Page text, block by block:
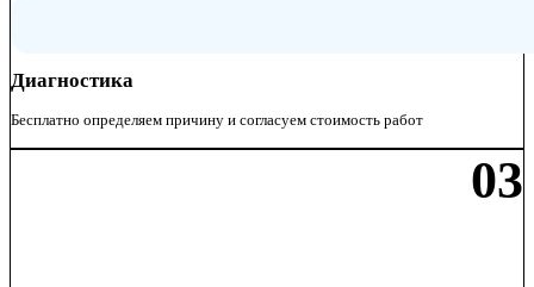
Диагностика
Бесплатно определяем причину и согласуем стоимость работ
03